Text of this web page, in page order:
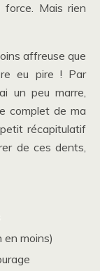
force. Mais rien
affreuse que
eu pire ! Par
un peu marre,
complet de ma
récapitulatif
de ces dents,
en moins)